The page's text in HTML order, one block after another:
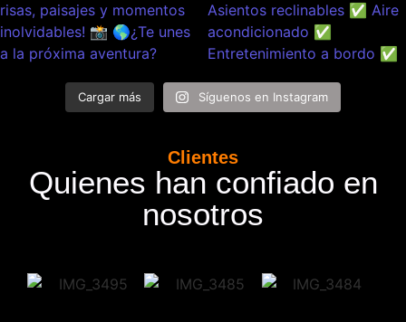
Cargar más Síguenos en Instagram
Clientes
Quienes han confiado en
nosotros